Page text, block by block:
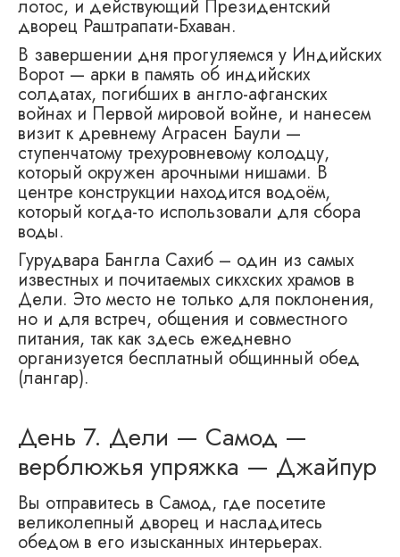
лотос, и действующий Президентский
дворец Раштрапати-Бхаван.
В завершении дня прогуляемся у Индийских
Ворот — арки в память об индийских
солдатах, погибших в англо-афганских
войнах и Первой мировой войне, и нанесем
визит к древнему Аграсен Баули —
ступенчатому трехуровневому колодцу,
который окружен арочными нишами. В
центре конструкции находится водоём,
который когда-то использовали для сбора
воды.
Гурудвара Бангла Сахиб – один из самых
известных и почитаемых сикхских храмов в
Дели. Это место не только для поклонения,
но и для встреч, общения и совместного
питания, так как здесь ежедневно
организуется бесплатный общинный обед
(лангар).
День 7. Дели — Самод —
верблюжья упряжка — Джайпур
Вы отправитесь в Самод, где посетите
великолепный дворец и насладитесь
обедом в его изысканных интерьерах.